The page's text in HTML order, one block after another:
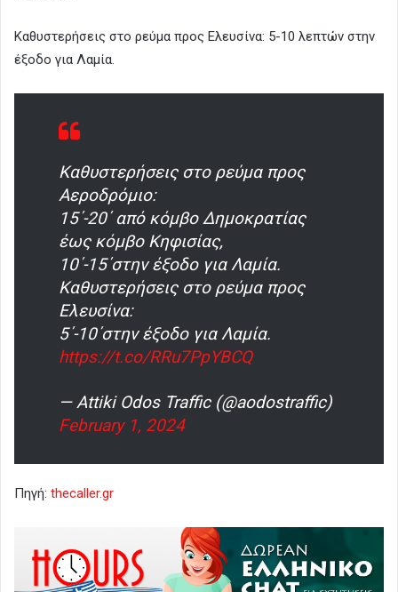
Καθυστερήσεις στο ρεύμα προς Ελευσίνα: 5-10 λεπτών στην
έξοδο για Λαμία.
Καθυστερήσεις στο ρεύμα προς
Αεροδρόμιο:
15΄-20΄ από κόμβο Δημοκρατίας
έως κόμβο Κηφισίας,
10΄-15΄στην έξοδο για Λαμία.
Καθυστερήσεις στο ρεύμα προς
Ελευσίνα:
5΄-10΄στην έξοδο για Λαμία.
https://t.co/RRu7PpYBCQ
— Attiki Odos Traffic (@aodostraffic)
February 1, 2024
Πηγή: thecaller.gr